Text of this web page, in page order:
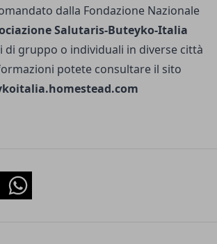
dalla Fondazione Nazionale
Salutaris-Buteyko-Italia
di gruppo o individuali in diverse città
potete consultare il sito
Whatsapp